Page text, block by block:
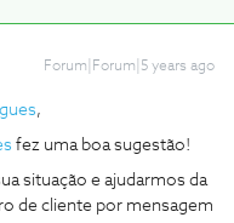
Forum|Forum|5 years ago
,
fez uma boa sugestão!
situação e ajudarmos da
de cliente por mensagem